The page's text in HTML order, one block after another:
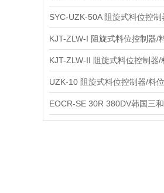
EOCR-SE 30R 380DV韩国三和